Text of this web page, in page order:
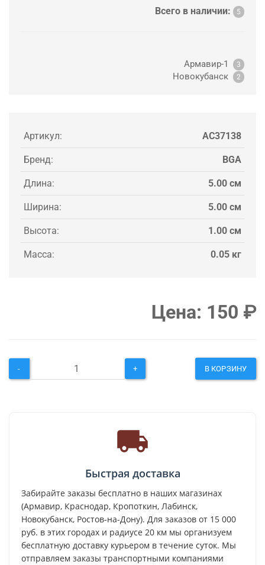
Всего в наличии: 5
Армавир-1 3
Новокубанск 2
Артикул: AC37138
Бренд: BGA
Длина: 5.00 см
Ширина: 5.00 см
Высота: 1.00 см
Масса: 0.05 кг
Цена: 150 ₽
- + В КОРЗИНУ
Быстрая доставка
Забирайте заказы бесплатно в наших магазинах
(Армавир, Краснодар, Кропоткин, Лабинск,
Новокубанск, Ростов-на-Дону). Для заказов от 15 000
руб. в этих городах и радиусе 20 км мы организуем
бесплатную доставку курьером в течение суток. Мы
отправляем заказы транспортными компаниями